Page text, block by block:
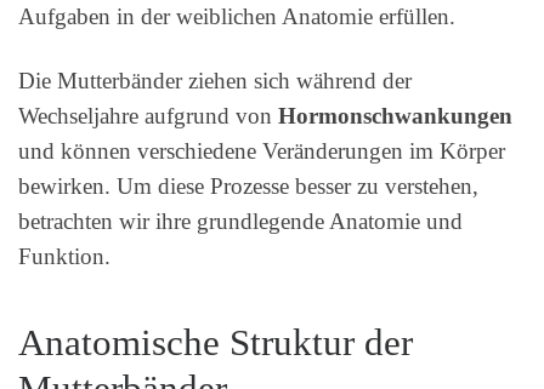
Aufgaben in der weiblichen Anatomie erfüllen.
Die Mutterbänder ziehen sich während der
Wechseljahre aufgrund von Hormonschwankungen
und können verschiedene Veränderungen im Körper
bewirken. Um diese Prozesse besser zu verstehen,
betrachten wir ihre grundlegende Anatomie und
Funktion.
Anatomische Struktur der